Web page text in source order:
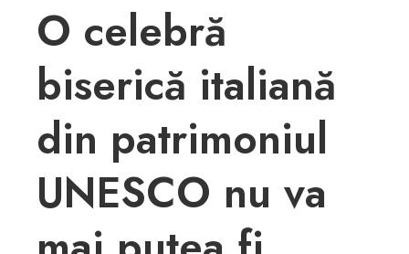
O celebră
biserică italiană
din patrimoniul
UNESCO nu va